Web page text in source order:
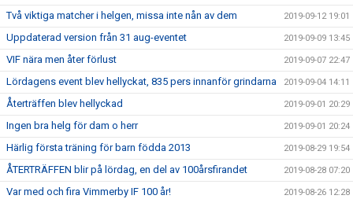
Två viktiga matcher i helgen, missa inte nån av dem 2019-09-12 19:01
Uppdaterad version från 31 aug-eventet 2019-09-09 13:45
VIF nära men åter förlust 2019-09-07 22:47
Lördagens event blev hellyckat, 835 pers innanför grindarna 2019-09-04 14:11
Återträffen blev hellyckad 2019-09-01 20:29
Ingen bra helg för dam o herr 2019-09-01 20:24
Härlig första träning för barn födda 2013 2019-08-29 19:54
ÅTERTRÄFFEN blir på lördag, en del av 100årsfirandet 2019-08-28 07:20
Var med och fira Vimmerby IF 100 år! 2019-08-26 12:28